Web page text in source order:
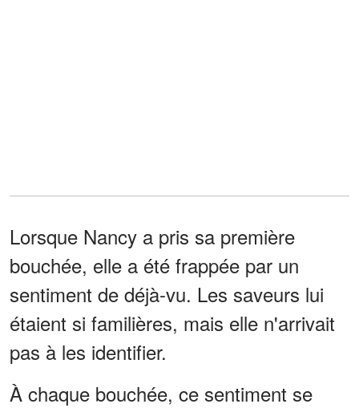
Lorsque Nancy a pris sa première
bouchée, elle a été frappée par un
sentiment de déjà-vu. Les saveurs lui
étaient si familières, mais elle n'arrivait
pas à les identifier.
À chaque bouchée, ce sentiment se